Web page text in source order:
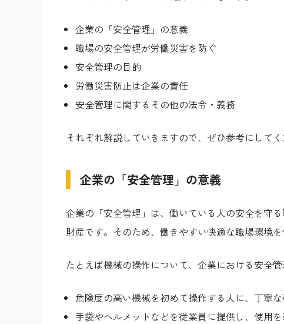
企業の「安全管理」の意義
職場の安全管理が労働災害を防ぐ
安全管理の目的
労働災害防止は企業の責任
安全管理に関するその他の法令・義務
それぞれ解説していきますので、ぜひ参考にしてく
企業の「安全管理」の意義
企業の「安全管理」は、働いている人の安全を守る
財産です。そのため、働きやすい快適な職場環境を
たとえば機械の操作について、企業における安全
危険度の高い機械を初めて操作する人に、丁寧
手袋やヘルメットなどを従業員に提供し、使用